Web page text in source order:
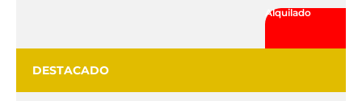
Alquilado
DESTACADO